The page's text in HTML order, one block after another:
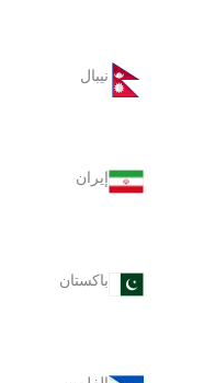
نيبال
إيران
باكستان